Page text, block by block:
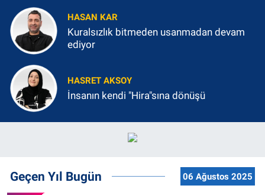
HASAN KAR
Kuralsızlık bitmeden usanmadan devam
ediyor
HASRET AKSOY
İnsanın kendi "Hira"sına dönüşü
Geçen Yıl Bugün 06 Ağustos 2025